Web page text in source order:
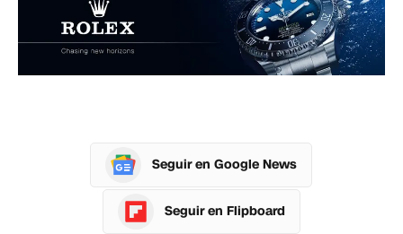
Seguir en Google News
Seguir en Flipboard